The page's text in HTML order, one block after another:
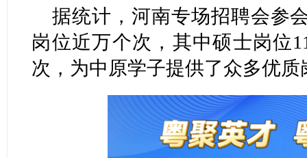
据统计，河南专场招聘会参
岗位近万个次，其中硕士岗位
次，为中原学子提供了众多优质